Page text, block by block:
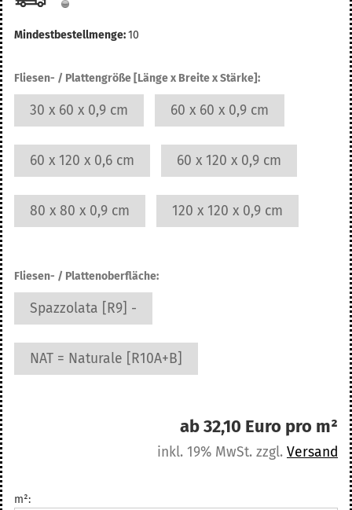
Mindestbestellmenge:10
Fliesen- / Plattengröße [Länge x Breite x Stärke]:
30 x 60 x 0,9 cm 60 x 60 x 0,9 cm
60 x 120 x 0,6 cm 60 x 120 x 0,9 cm
80 x 80 x 0,9 cm 120 x 120 x 0,9 cm
Fliesen- / Plattenoberfläche:
Spazzolata [R9] -
NAT = Naturale [R10A+B]
ab 32,10 Euro pro m²
inkl. 19% MwSt. zzgl. Versand
m²: